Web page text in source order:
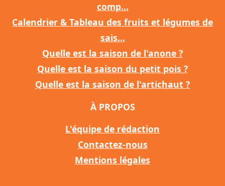
comp...
Calendrier & Tableau des fruits et légumes de
sais...
Quelle est la saison de l'anone ?
Quelle est la saison du petit pois ?
Quelle est la saison de l'artichaut ?
À PROPOS
L'équipe de rédaction
Contactez-nous
Mentions légales